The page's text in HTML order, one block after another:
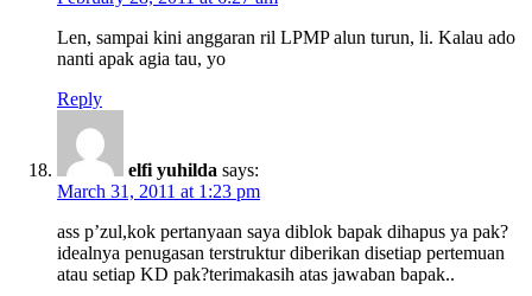
Len, sampai kini anggaran ril LPMP alun turun, li. Kalau ado
nanti apak agia tau, yo
Reply
elfi yuhilda says:
March 31, 2011 at 1:23 pm
ass p’zul,kok pertanyaan saya diblok bapak dihapus ya pak?
idealnya penugasan terstruktur diberikan disetiap pertemuan
atau setiap KD pak?terimakasih atas jawaban bapak..